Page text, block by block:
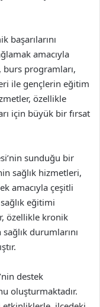
başarılarını
amacıyla
programları,
ile gençlerin eğitim
özellikle
için büyük bir fırsat
sunduğu bir
sağlık hizmetleri,
amacıyla çeşitli
eğitimi
özellikle kronik
durumlarını
destek
oluşturmaktadır.